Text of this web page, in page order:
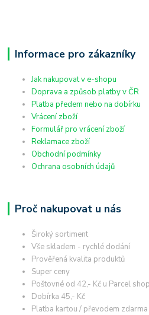
Informace pro zákazníky
Jak nakupovat v e-shopu
Doprava a způsob platby v ČR
Platba předem nebo na dobírku
Vrácení zboží
Formulář pro vrácení zboží
Reklamace zboží
Obchodní podmínky
Ochrana osobních údajů
Proč nakupovat u nás
Široký sortiment
Vše skladem - rychlé dodání
Prověřená kvalita produktů
Super ceny
Poštovné od 42,- Kč u Parcel
Dobírka 45,- Kč
Platba kartou / převodem zdarma